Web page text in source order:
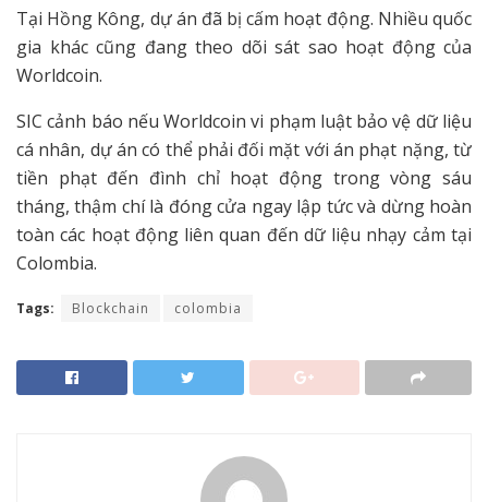
Tại Hồng Kông, dự án đã bị cấm hoạt động. Nhiều quốc
gia khác cũng đang theo dõi sát sao hoạt động của
Worldcoin.
SIC cảnh báo nếu Worldcoin vi phạm luật bảo vệ dữ liệu
cá nhân, dự án có thể phải đối mặt với án phạt nặng, từ
tiền phạt đến đình chỉ hoạt động trong vòng sáu
tháng, thậm chí là đóng cửa ngay lập tức và dừng hoàn
toàn các hoạt động liên quan đến dữ liệu nhạy cảm tại
Colombia.
Tags: Blockchain colombia